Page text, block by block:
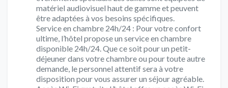
matériel audiovisuel haut de gamme et peuvent
être adaptées à vos besoins spécifiques.
Service en chambre 24h/24 : Pour votre confort
ultime, l’hôtel propose un service en chambre
disponible 24h/24. Que ce soit pour un petit-
déjeuner dans votre chambre ou pour toute autre
demande, le personnel attentif sera à votre
disposition pour vous assurer un séjour agréable.